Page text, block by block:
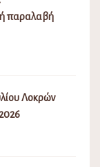
παραλαβή
Λοκρών